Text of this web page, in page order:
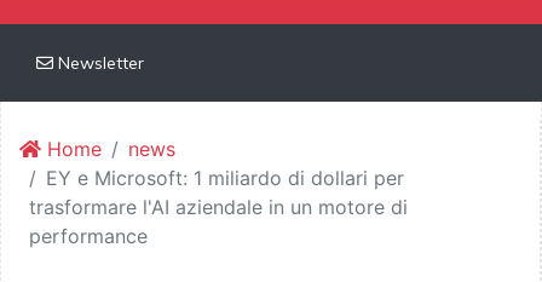
Newsletter
Home
news
EY e Microsoft: 1 miliardo di dollari per
trasformare l'AI aziendale in un motore di
performance